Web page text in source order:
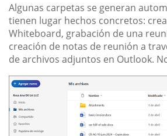
Algunas carpetas se generan
tienen lugar hechos concretos:
Whiteboard, grabación de una
creación de notas de reunión a
de archivos adjuntos en Outlook.